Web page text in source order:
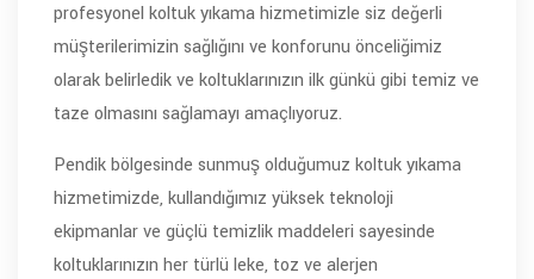
profesyonel koltuk yıkama hizmetimizle siz değerli
müşterilerimizin sağlığını ve konforunu önceliğimiz
olarak belirledik ve koltuklarınızın ilk günkü gibi temiz ve
taze olmasını sağlamayı amaçlıyoruz.
Pendik bölgesinde sunmuş olduğumuz koltuk yıkama
hizmetimizde, kullandığımız yüksek teknoloji
ekipmanlar ve güçlü temizlik maddeleri sayesinde
koltuklarınızın her türlü leke, toz ve alerjen